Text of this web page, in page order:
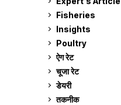
Fisheries
Insights
Poultry
ऐग रेट
चूजा रेट
डेयरी
तकनीक